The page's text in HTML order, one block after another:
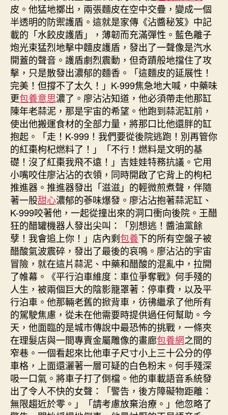
皮。他猛地擲出，兩張麵皮在空中交疊，變成一個
半透明的防禦護盾。這就是家傳《沾醬秘笈》中記
載的「水餃皮護盾」，薄韌而充滿彈性。藍色離子
炮光束猛烈地擊中麵皮護盾，發出了一聲像是汽水
開蓋的聲音。護盾劇烈震動，但奇蹟般地擋住了攻
擊，只是散發出濃郁的麵香。「這麵皮的延展性！
完美！但撐不了太久！」K-999焦急地大喊，中藥味
更包養意思濃了。廖沾沾知道，他必須帶走他那缸
陳年老蒜泥，那是宇宙的希望。他跑到蒜泥缸前，
使出他搬運食材的全部力量，將那口比他還胖的缸
抱起。「走！K-999！我們要從後院逃跑！別再管你
的紅棗枸杞燃料了！」「不行！燃料是文明的基
礎！沒了紅棗我飛不遠！」吉娃娃特務抗議。它用
小嘴咬住廖沾沾的衣領，同時開啟了它背上的枸杞
推進器。推進器發出「滋滋」的輕微煎煮聲，伴隨
著一股甜心濃郁的蔘味爆發。廖沾沾抱著蒜泥缸、
K-999咬著他，一起從撞出來的洞口衝向後院。王醋
狂的醋罐機器人發出尖叫：「別想逃！醬油黨餘
孽！我會追上你！」店內剩包養下的所有空盤子被
醋酸氣波震碎，發出了最後的哀鳴。廖沾沾的宇宙
冒險，就在這片蒜泥、中藥和醋酸的混亂中，拉開
了帷幕。《平行泊車維度：車位爭奪戰》何手殘的
人生，被兩個巨大的陰影籠罩著：停車費，以及平
行泊車。他那輛老舊的掀背車，彷彿繼承了他所有
的駕駛焦慮，從未在他需要時提供過任何幫助。今
天，他面臨的是城市傳說中最恐怖的挑戰，一條夾
在理髮店與一間專賣金屬雕像的畫廊包養網之間的
窄巷。一個看起來比他車子尺寸小上三十公分的停
車格，上面還灑著一層可疑的白色粉末。何手殘深
吸一口氣。將車子打了倒檔。他的車載語音系統發
出了令人不快的女聲：「警告，後方障礙物距離：
無限趨近於零。」「請考慮放棄治療。」他忽略了